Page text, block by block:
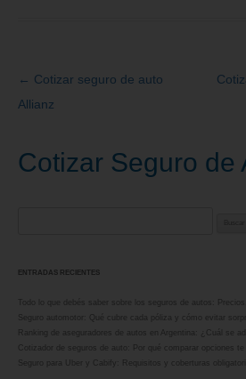
Navegación
← Cotizar seguro de auto
Allianz
Cotizar Seguro de
ENTRADAS RECIENTES
Seguro automotor: Qué cubre cada póliza y cómo evitar
Cotizador de seguros de auto: Por qué comparar opciones te
Seguro para Uber y Cabify: Requisitos y coberturas